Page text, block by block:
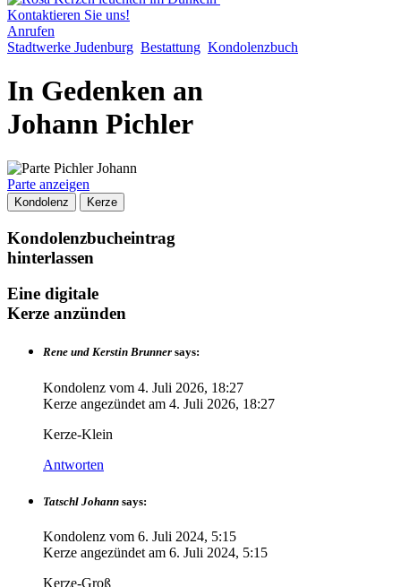
Kontaktieren Sie uns!
Anrufen
Stadtwerke Judenburg Bestattung Kondolenzbuch
In Gedenken an
Johann Pichler
Parte anzeigen
Kondolenz Kerze
Kondolenzbucheintrag
hinterlassen
Eine digitale
Kerze anzünden
Rene und Kerstin Brunner says:
Kondolenz vom 4. Juli 2026, 18:27
Kerze angezündet am 4. Juli 2026, 18:27
Kerze-Klein
Antworten
Tatschl Johann says:
Kondolenz vom 6. Juli 2024, 5:15
Kerze angezündet am 6. Juli 2024, 5:15
Kerze-Groß